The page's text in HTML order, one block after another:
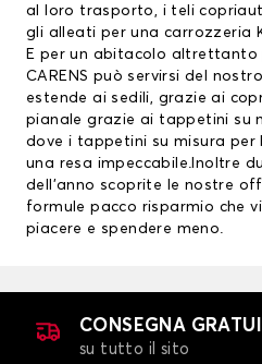
al loro trasporto, i teli
gli alleati per una carrozzeria
E per un abitacolo
CARENS può servirsi del
estende ai sedili, grazie ai
pianale grazie ai tappetini su
dove i tappetini su misura per
una resa impeccabile.Inoltre
dell’anno scoprite le nostre
formule pacco risparmio che
piacere e spendere meno.
CONSEGNA
su tutto il sito